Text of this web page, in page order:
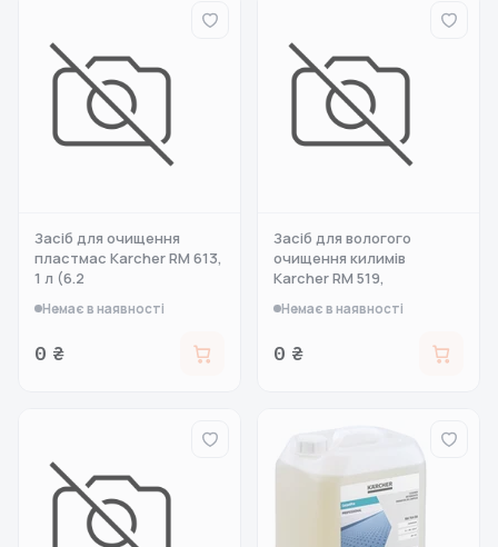
Засіб для очищення
пластмас Karcher RM 613,
1 л (6.2
Немає в наявності
0 ₴
Засіб для вологого
очищення килимів
Karcher RM 519,
Немає в наявності
0 ₴